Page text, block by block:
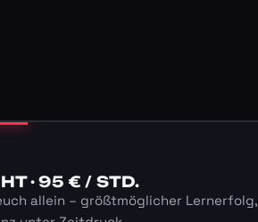
· 95 € / STD.
allein – größtmöglicher Lernerfolg,